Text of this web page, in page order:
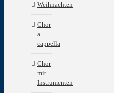
Weihnachten
Chor
a
cappella
Chor
mit
Instrumenten